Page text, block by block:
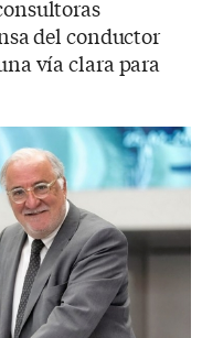
del conductor
vía clara para